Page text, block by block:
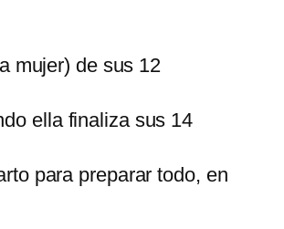
mujer) de sus 12
ella finaliza sus 14
para preparar todo, en